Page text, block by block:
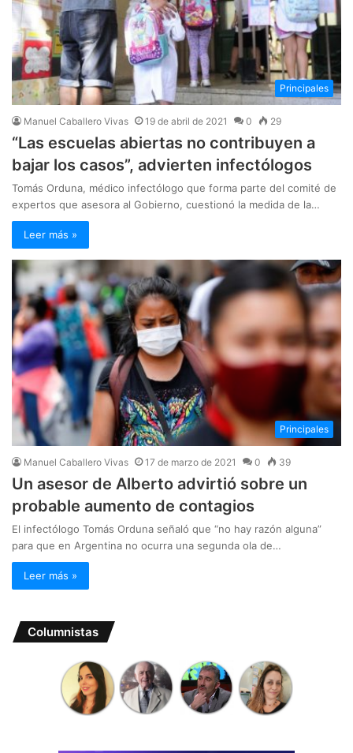
Principales
Manuel Caballero Vivas 19 de abril de 2021 0 29
“Las escuelas abiertas no contribuyen a
bajar los casos”, advierten infectólogos
Tomás Orduna, médico infectólogo que forma parte del comité de
expertos que asesora al Gobierno, cuestionó la medida de la…
Leer más »
Principales
Manuel Caballero Vivas 17 de marzo de 2021 0 39
Un asesor de Alberto advirtió sobre un
probable aumento de contagios
El infectólogo Tomás Orduna señaló que “no hay razón alguna”
para que en Argentina no ocurra una segunda ola de…
Leer más »
Columnistas